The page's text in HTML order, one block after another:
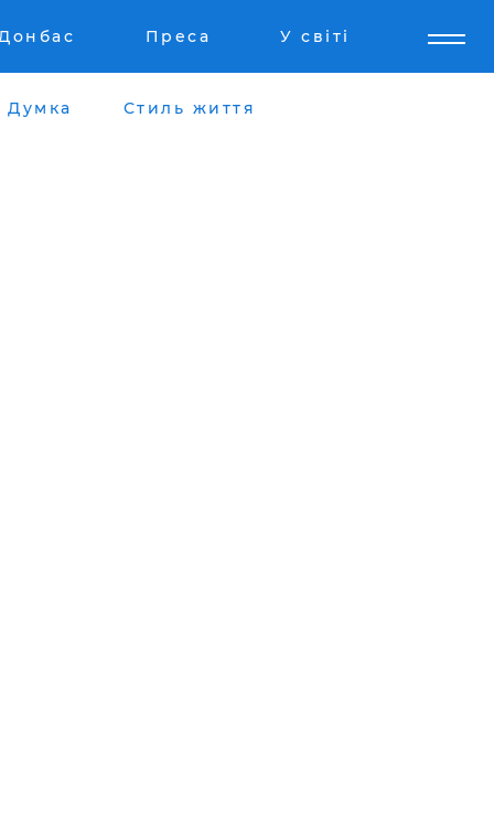
Преса У світі
Думка Стиль життя